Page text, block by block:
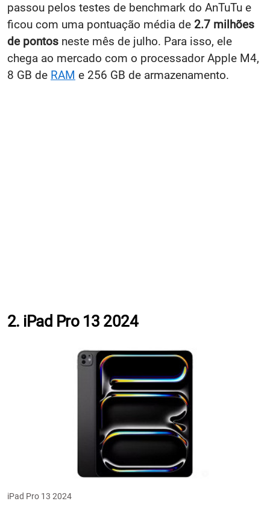
passou pelos testes de benchmark do AnTuTu e
ficou com uma pontuação média de 2.7 milhões
de pontos neste mês de julho. Para isso, ele
chega ao mercado com o processador Apple M4,
8 GB de RAM e 256 GB de armazenamento.
2. iPad Pro 13 2024
iPad Pro 13 2024